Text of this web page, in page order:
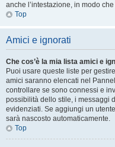
anche l’intestazione, in modo
Top
Amici e ignorati
Che cos’è la mia lista amici e
Puoi usare queste liste per
amici saranno elencati nel
controllare se sono connessi e
possibilità dello stile, i messaggi
evidenziati. Se aggiungi un
sarà nascosto automaticamente.
Top